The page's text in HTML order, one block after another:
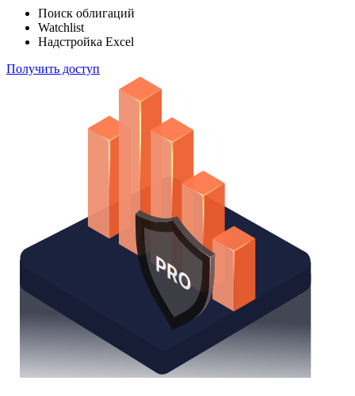
Поиск облигаций
Watchlist
Надстройка Excel
Получить доступ